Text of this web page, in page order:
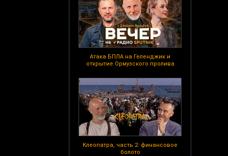
Атака БПЛА на Геленджик и
открытие Ормузского пролива
Клеопатра, часть 2: финансовое
болото